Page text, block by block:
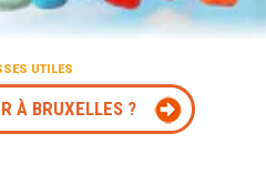
UTILES
À BRUXELLES ?